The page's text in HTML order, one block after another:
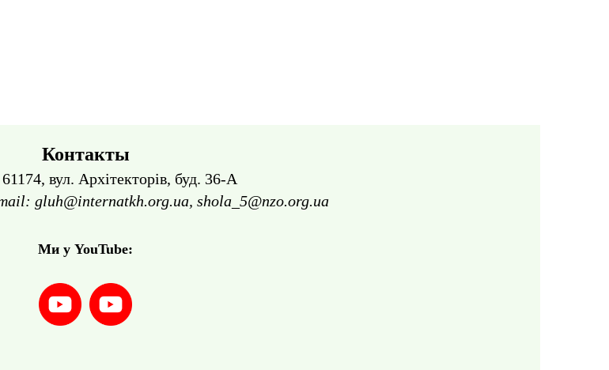
Контакты
вул. Архітекторів, буд. 36-А
gluh@internatkh.org.ua, shola_5@nzo.org.ua
Ми у YouTube: